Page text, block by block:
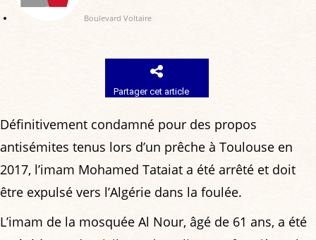
Boulevard Voltaire
Partager cet article
Définitivement condamné pour des propos
antisémites tenus lors d’un prêche à Toulouse en
2017, l’imam Mohamed Tataiat a été arrêté et doit
être expulsé vers l’Algérie dans la foulée.
L’imam de la mosquée Al Nour, âgé de 61 ans, a été